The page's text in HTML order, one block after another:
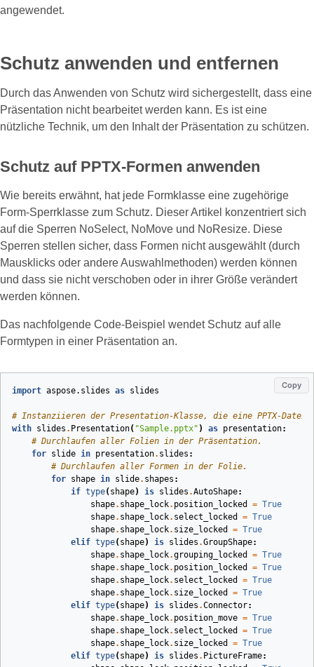
angewendet.
Schutz anwenden und entfernen
Durch das Anwenden von Schutz wird sichergestellt, dass eine
Präsentation nicht bearbeitet werden kann. Es ist eine
nützliche Technik, um den Inhalt der Präsentation zu schützen.
Schutz auf PPTX‑Formen anwenden
Wie bereits erwähnt, hat jede Formklasse eine zugehörige
Form‑Sperrklasse zum Schutz. Dieser Artikel konzentriert sich
auf die Sperren NoSelect, NoMove und NoResize. Diese
Sperren stellen sicher, dass Formen nicht ausgewählt (durch
Mausklicks oder andere Auswahlmethoden) werden können
und dass sie nicht verschoben oder in ihrer Größe verändert
werden können.
Das nachfolgende Code‑Beispiel wendet Schutz auf alle
Formtypen in einer Präsentation an.
Copy
import aspose.slides as slides
# Instanziieren der Presentation-Klasse, die eine PPTX-
with slides . Presentation( "Sample.pptx" ) as presentation:
# Durchlaufen aller Folien in der Präsentation.
for slide in presentation. slides :
# Durchlaufen aller Formen in der Folie.
for shape in slide. shapes :
if type( shape) is slides .AutoShape:
shape. shape_lock. position_locked = True
shape. shape_lock. select_locked = True
shape. shape_lock. size_locked = True
elif type( shape) is slides .GroupShape:
shape. shape_lock.grouping_locked = True
shape. shape_lock. position_locked = True
shape. shape_lock. select_locked = True
shape. shape_lock. size_locked = True
elif type( shape) is slides .Connector:
shape. shape_lock. position_move = True
shape. shape_lock. select_locked = True
shape. shape_lock. size_locked = True
elif type( shape) is slides . PictureFrame: